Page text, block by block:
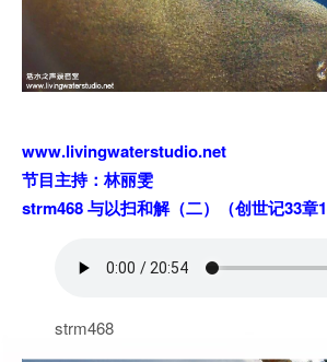
www.livingwaterstudio.net
节目主持：林丽雯
strm468 与以扫和解（二）（创世记33章
strm468